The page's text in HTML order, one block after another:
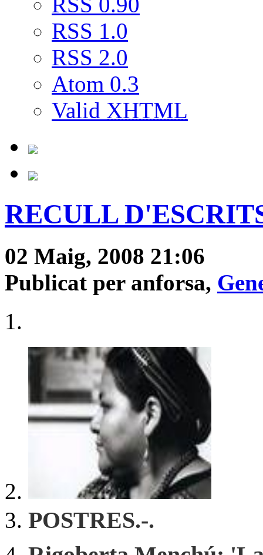
RSS 1.0
RSS 2.0
Atom 0.3
Valid XHTML
RECULL
02 Maig, 2008 21:06
Publicat per anforsa,
POSTRES.-.